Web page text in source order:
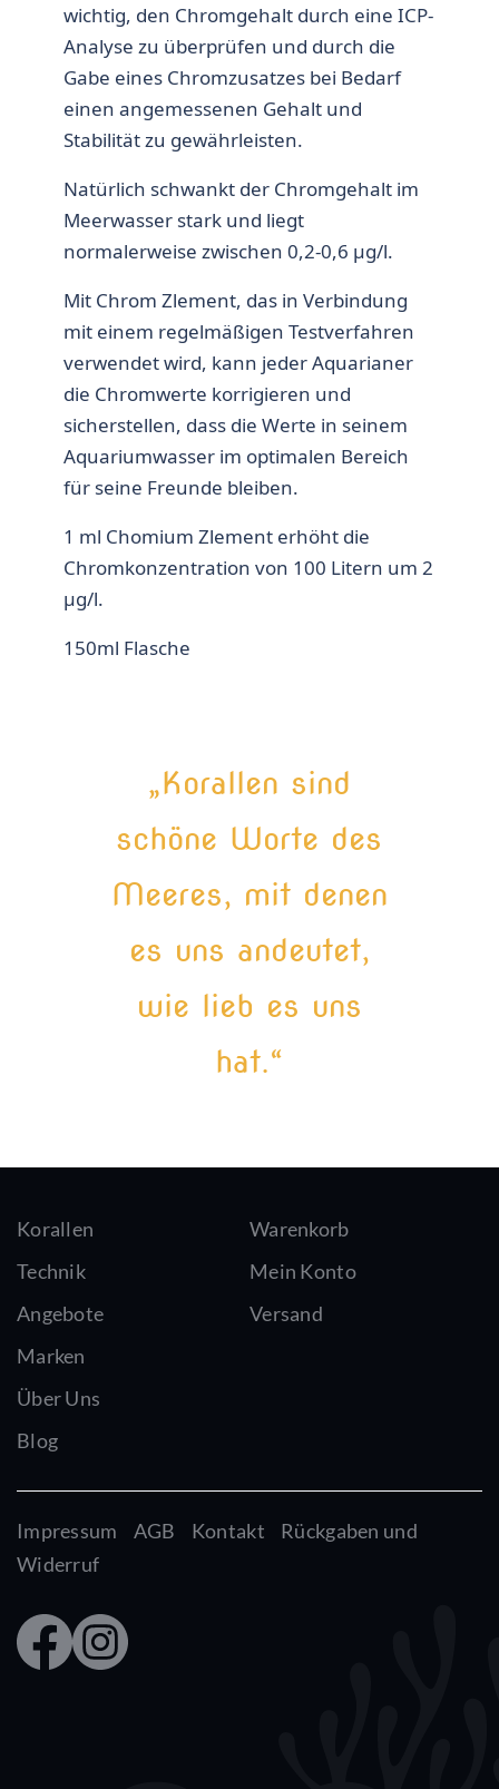
wichtig, den Chromgehalt durch eine ICP-
Analyse zu überprüfen und durch die
Gabe eines Chromzusatzes bei Bedarf
einen angemessenen Gehalt und
Stabilität zu gewährleisten.
Natürlich schwankt der Chromgehalt im
Meerwasser stark und liegt
normalerweise zwischen 0,2-0,6 µg/l.
Mit Chrom Zlement, das in Verbindung
mit einem regelmäßigen Testverfahren
verwendet wird, kann jeder Aquarianer
die Chromwerte korrigieren und
sicherstellen, dass die Werte in seinem
Aquariumwasser im optimalen Bereich
für seine Freunde bleiben.
1 ml Chomium Zlement erhöht die
Chromkonzentration von 100 Litern um 2
μg/l.
150ml Flasche
„Korallen sind
schöne Worte des
Meeres, mit denen
es uns andeutet,
wie lieb es uns
hat.“
Korallen
Technik
Angebote
Marken
Über Uns
Blog
Warenkorb
Mein Konto
Versand
Impressum AGB Kontakt
Rückgaben und
Widerruf
Faceb
ook
Insta
gram